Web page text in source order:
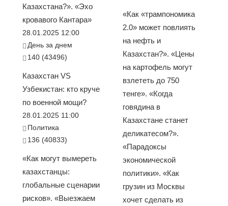
Казахстана?». «Эхо
кровавого Кантара»
28.01.2025 12:00
День за днем
140 (43496)
Казахстан VS
Узбекистан: кто круче
по военной мощи?
28.01.2025 11:00
Политика
136 (40833)
«Как могут вымереть
казахстанцы:
глобальные сценарии
рисков». «Выезжаем
«Как «трампономика
2.0» может повлиять
на нефть и
Казахстан?». «Цены
на картофель могут
взлететь до 750
тенге». «Когда
говядина в
Казахстане станет
деликатесом?».
«Парадоксы
экономической
политики». «Как
грузин из Москвы
хочет сделать из